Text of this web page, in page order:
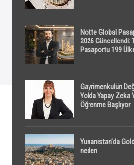
Notte Global
2026 Güncellendi:
Pasaportu 199
Gayrimenkulün
Yolda Yapay Zeka
Öğrenme Başlıyor
Yunanistan’da
neden